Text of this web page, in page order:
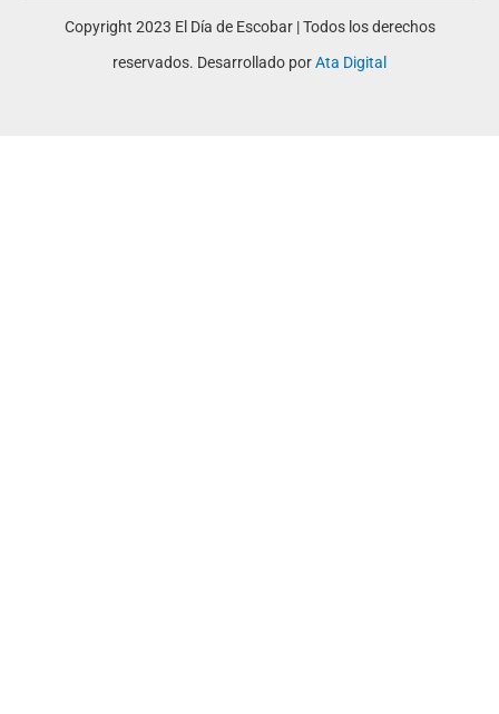
Copyright 2023 El Día de Escobar | Todos los derechos
reservados. Desarrollado porAta Digital